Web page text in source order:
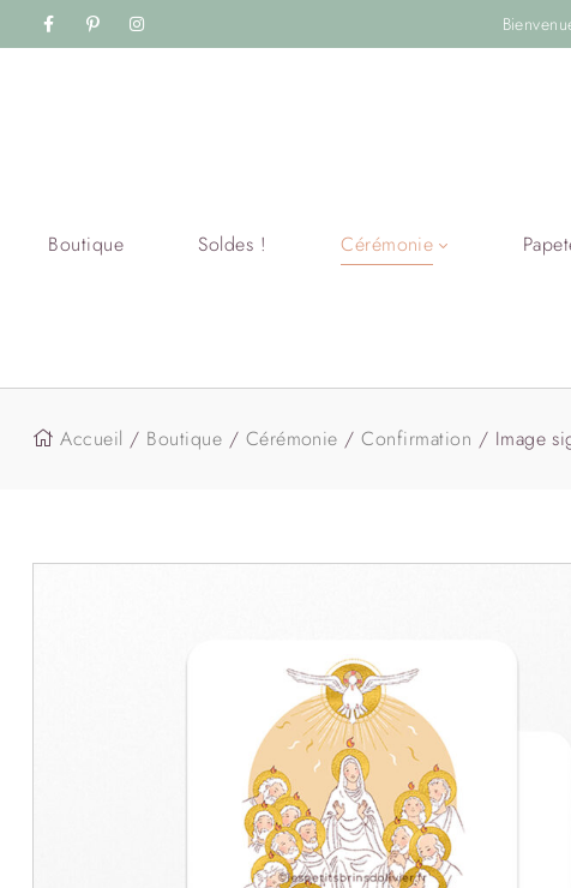
Boutique Soldes ! Cérémonie
Accueil / Boutique / Cérémonie /Confirmation / Image